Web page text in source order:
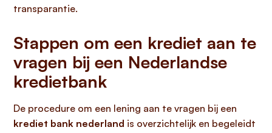
transparantie.
Stappen om een krediet aan te
vragen bij een Nederlandse
kredietbank
De procedure om een lening aan te vragen bij een
krediet bank nederland is overzichtelijk en begeleidt